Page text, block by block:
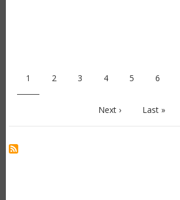
Página
1 Page
2 Page
3 Page
4 Page
5 Page
6
Próxima
Next › Última
Last »